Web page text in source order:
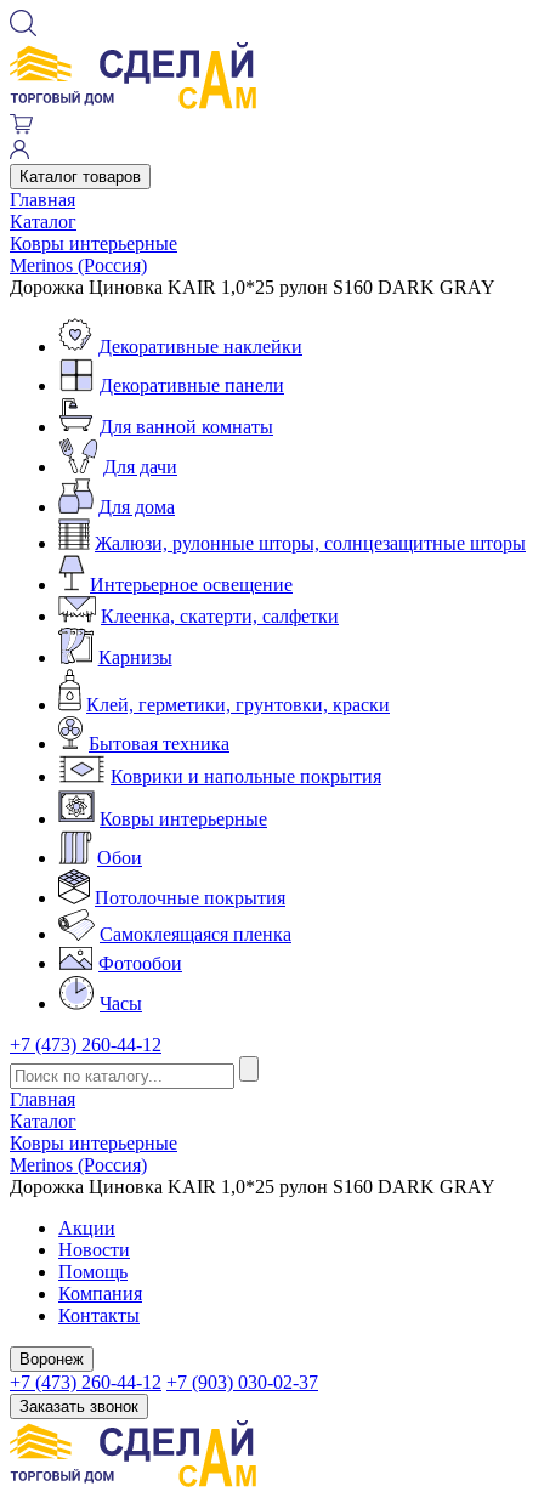
Каталог товаров
Главная
Каталог
Ковры интерьерные
Merinos (Россия)
Дорожка Циновка KAIR 1,0*25 рулон S160 DARK GRAY
Декоративные наклейки
Декоративные панели
Для ванной комнаты
Для дачи
Для дома
Жалюзи, рулонные шторы, солнцезащитные шторы
Интерьерное освещение
Клеенка, скатерти, салфетки
Карнизы
Клей, герметики, грунтовки, краски
Бытовая техника
Коврики и напольные покрытия
Ковры интерьерные
Обои
Потолочные покрытия
Самоклеящаяся пленка
Фотообои
Часы
+7 (473) 260-44-12
Главная
Каталог
Ковры интерьерные
Merinos (Россия)
Дорожка Циновка KAIR 1,0*25 рулон S160 DARK GRAY
Акции
Новости
Помощь
Компания
Контакты
Воронеж
+7 (473) 260-44-12 +7 (903) 030-02-37
Заказать звонок